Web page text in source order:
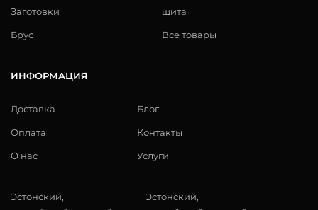
Заготовки
Брус
щита
Все товары
ИНФОРМАЦИЯ
Доставка
Оплата
О нас
Блог
Контакты
Услуги
Эстонский,
Эстонский,